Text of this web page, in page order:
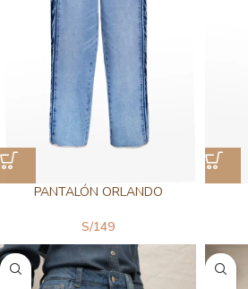
PANTALÓN ORLANDO
S/149